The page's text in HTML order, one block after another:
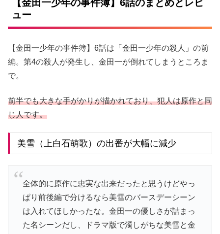
【金田一少年の事件簿】6話のまとめとレビ
ュー
【金田一少年の事件簿】6話は「金田一少年の殺人」の前
編。第4の殺人が発生し、金田一が倒れてしまうところま
で。
前半でも大きな手がかりが描かれており、犯人は原作と同
じ人です。
美雪（上白石萌歌）の出番が大幅に減少
全体的に原作に忠実な出来だったと思うけどやっ
ぱり前後編で分けるなら美雪のバースデーシーン
は入れてほしかったな。金田一の優しさが詰まっ
た名シーンだし、ドラマ版で濁しがちな美雪と金